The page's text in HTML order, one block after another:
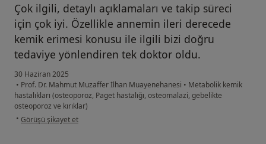
Çok ilgili, detaylı açıklamaları ve takip süreci
için çok iyi. Özellikle annemin ileri derecede
kemik erimesi konusu ile ilgili bizi doğru
tedaviye yönlendiren tek doktor oldu.
30 Haziran 2025
• Prof. Dr. Mahmut Muzaffer İlhan Muayenehanesi • Metabolik kemik
hastalıkları (osteoporoz, Paget hastalığı, osteomalazi, gebelikte
osteoporoz ve kırıklar)
• kullanıcının görüşüne göre ni...b
Görüşü şikayet et